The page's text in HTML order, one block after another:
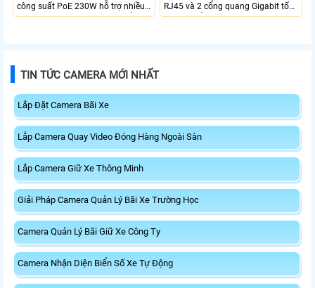
công suất PoE 230W hỗ trợ nhiều
thiết bị cùng lúc. Tốc độ chuyển
RJ45 và 2 cổng quang Gigabit tốc
độ cao, Tổng công suất PoE 370W
TIN TỨC CAMERA MỚI NHẤT
Lắp Đặt Camera Bãi Xe
Lắp Camera Quay Video Đóng Hàng Ngoài Sàn
Lắp Camera Giữ Xe Thông Minh
Giải Pháp Camera Quản Lý Bãi Xe Trường Học
Camera Quản Lý Bãi Giữ Xe Công Ty
Camera Nhận Diện Biển Số Xe Tự Động